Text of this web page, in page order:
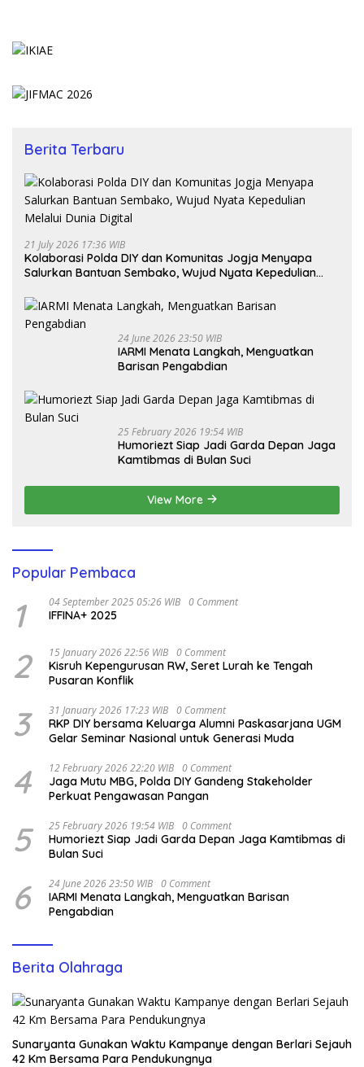
Berita Terbaru
21 July 2026 17:36 WIB
Kolaborasi Polda DIY dan Komunitas Jogja Menyapa
Salurkan Bantuan Sembako, Wujud Nyata Kepedulian
24 June 2026 23:50 WIB
IARMI Menata Langkah, Menguatkan
Barisan Pengabdian
25 February 2026 19:54 WIB
Humoriezt Siap Jadi Garda Depan Jaga
Kamtibmas di Bulan Suci
View More
Popular Pembaca
1 04 September 2025 05:26 WIB 0 Comment
IFFINA+ 2025
2 15 January 2026 22:56 WIB 0 Comment
Kisruh Kepengurusan RW, Seret Lurah ke Tengah
Pusaran Konflik
3 31 January 2026 17:23 WIB 0 Comment
RKP DIY bersama Keluarga Alumni Paskasarjana UGM
Gelar Seminar Nasional untuk Generasi Muda
4 12 February 2026 22:20 WIB 0 Comment
Jaga Mutu MBG, Polda DIY Gandeng Stakeholder
Perkuat Pengawasan Pangan
5 25 February 2026 19:54 WIB 0 Comment
Humoriezt Siap Jadi Garda Depan Jaga Kamtibmas di
Bulan Suci
6 24 June 2026 23:50 WIB 0 Comment
IARMI Menata Langkah, Menguatkan Barisan
Pengabdian
Berita Olahraga
Sunaryanta Gunakan Waktu Kampanye dengan Berlari Sejauh
42 Km Bersama Para Pendukungnya